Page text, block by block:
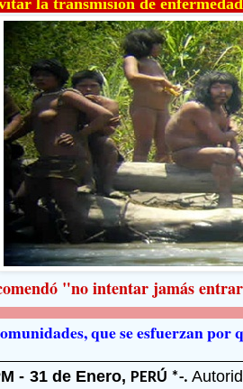
"no intentar jamás
que se esfuerzan por
- 31 de Enero, PERÚ *-.